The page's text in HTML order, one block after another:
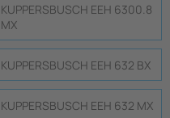
KUPPERSBUSCH EEH 6300.8
MX
KUPPERSBUSCH EEH 632 BX
KUPPERSBUSCH EEH 632 MX